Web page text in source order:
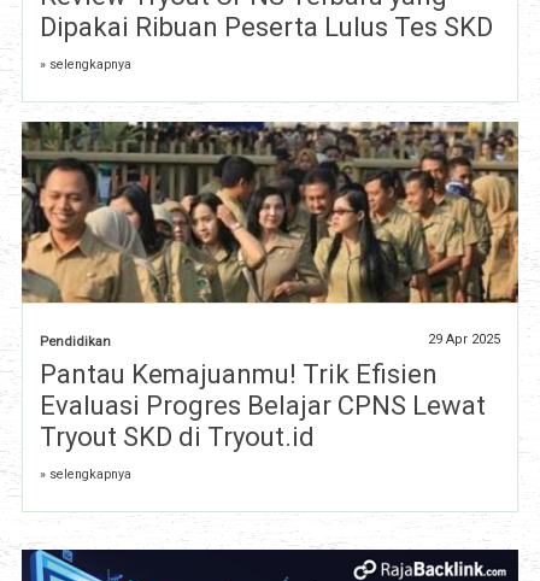
Dipakai Ribuan Peserta Lulus Tes SKD
» selengkapnya
Pendidikan 29 Apr 2025
Pantau Kemajuanmu! Trik Efisien
Evaluasi Progres Belajar CPNS Lewat
Tryout SKD di Tryout.id
» selengkapnya